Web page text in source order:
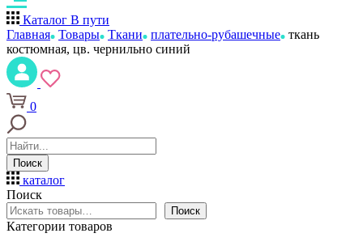
Каталог В пути
Главная Товары Ткани плательно-рубашечные ткань
костюмная, цв. чернильно синий
0
Поиск
каталог
Поиск
Поиск
Категории товаров